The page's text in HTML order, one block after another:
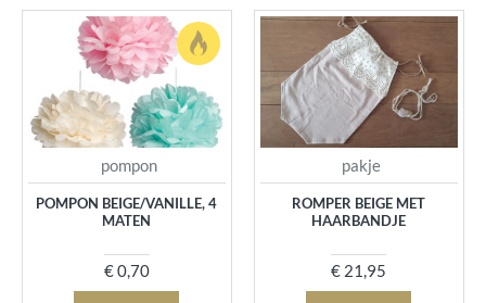
pompon
POMPON BEIGE/VANILLE, 4
MATEN
€ 0,70
pakje
ROMPER BEIGE MET
HAARBANDJE
€ 21,95